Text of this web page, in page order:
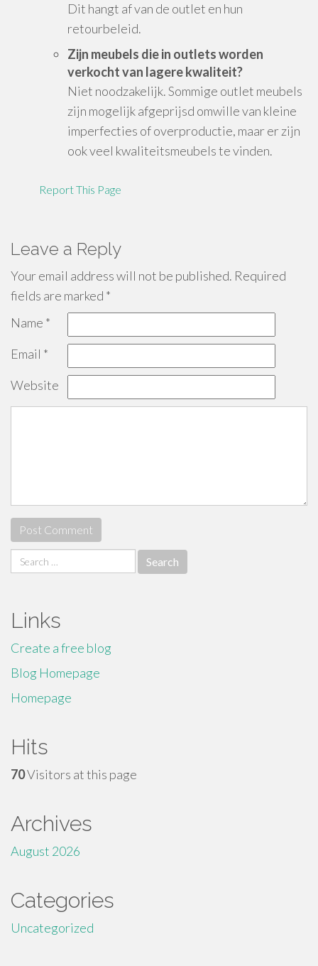
Dit hangt af van de outlet en hun
retourbeleid.
Zijn meubels die in outlets worden
verkocht van lagere kwaliteit?
Niet noodzakelijk. Sommige outlet meubels
zijn mogelijk afgeprijsd omwille van kleine
imperfecties of overproductie, maar er zijn
ook veel kwaliteitsmeubels te vinden.
Report This Page
Leave a Reply
Your email address will not be published. Required
fields are marked *
Name *
Email *
Website
Search
for:
Links
Create a free blog
Blog Homepage
Homepage
Hits
70Visitors at this page
Archives
August 2026
Categories
Uncategorized